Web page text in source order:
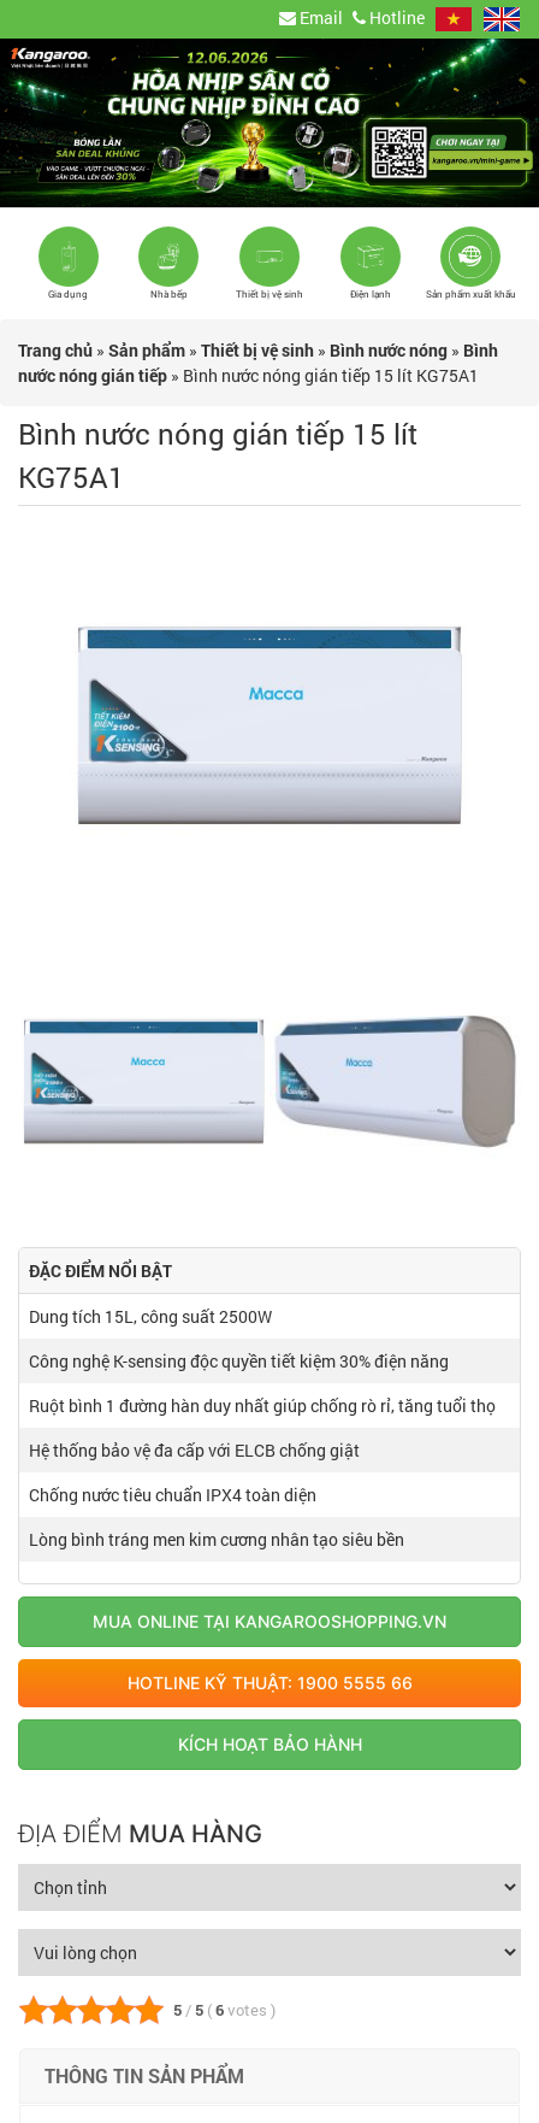
Email Hotline
Gia dụng Nhà bếp Thiết bị vệ sinh Điện lạnh Sản phẩm xuất khẩu
Trang chủ » Sản phẩm » Thiết bị vệ sinh » Bình nước nóng » Bình
nước nóng gián tiếp » Bình nước nóng gián tiếp 15 lít KG75A1
Bình nước nóng gián tiếp 15 lít
KG75A1
ĐẶC ĐIỂM NỔI BẬT
Dung tích 15L, công suất 2500W
Công nghệ K-sensing độc quyền tiết kiệm 30% điện năng
Ruột bình 1 đường hàn duy nhất giúp chống rò rỉ, tăng tuổi thọ
Hệ thống bảo vệ đa cấp với ELCB chống giật
Chống nước tiêu chuẩn IPX4 toàn diện
Lòng bình tráng men kim cương nhân tạo siêu bền
MUA ONLINE TẠI KANGAROOSHOPPING.VN
HOTLINE KỸ THUẬT: 1900 5555 66
KÍCH HOẠT BẢO HÀNH
ĐỊA ĐIỂM MUA HÀNG
5 / 5 ( 6 votes )
THÔNG TIN SẢN PHẨM